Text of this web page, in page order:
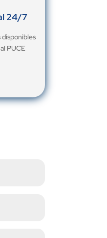
24/7
disponibles
PUCE